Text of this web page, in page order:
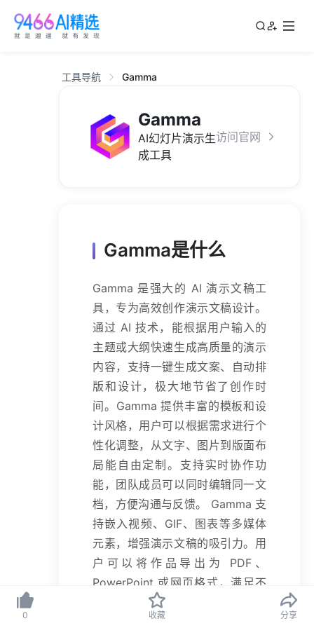
0 收藏 分享
工具导航 Gamma
Gamma
AI幻灯片演示生
成工具
访问官网
Gamma是什么
Gamma 是强大的 AI 演示文稿工
具，专为高效创作演示文稿设计。
通过 AI 技术，能根据用户输入的
主题或大纲快速生成高质量的演示
内容，支持一键生成文案、自动排
版和设计，极大地节省了创作时
间。Gamma 提供丰富的模板和设
计风格，用户可以根据需求进行个
性化调整，从文字、图片到版面布
局能自由定制。支持实时协作功
能，团队成员可以同时编辑同一文
档，方便沟通与反馈。 Gamma 支
持嵌入视频、GIF、图表等多媒体
元素，增强演示文稿的吸引力。用
户可以将作品导出为 PDF、
PowerPoint 或网页格式，满足不
同场景的需求。